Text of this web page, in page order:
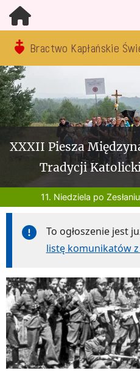
Bractwo Kapłańskie
XXXII Piesza
Tradycji
11. Niedziela po
To ogłoszenie jest
listę komunikatów